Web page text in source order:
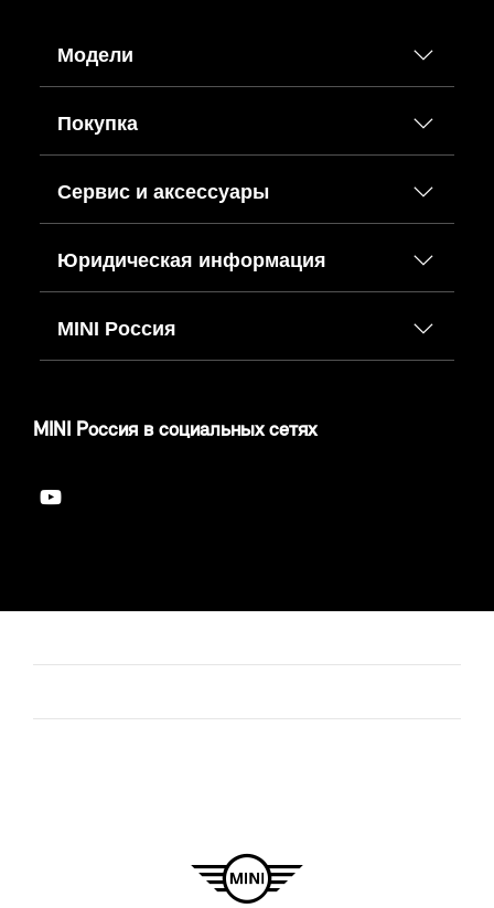
Модели
Покупка
Сервис и аксессуары
Юридическая информация
MINI Россия
MINI Россия в социальных сетях